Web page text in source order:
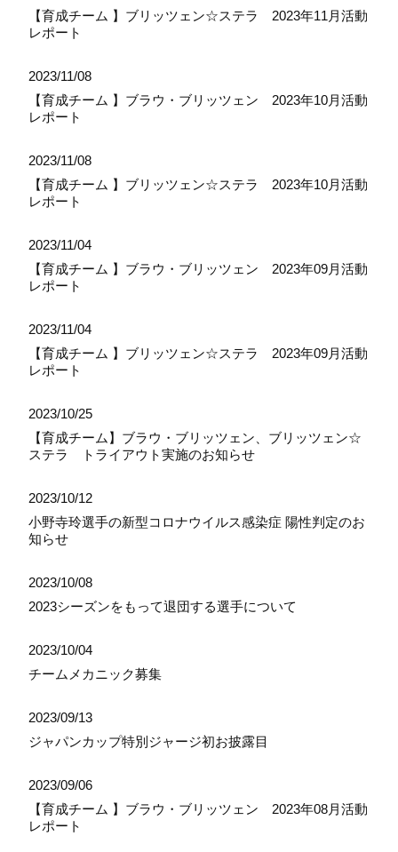
【育成チーム 】ブリッツェン☆ステラ 2023年11月活動
レポート
2023/11/08
【育成チーム 】ブラウ・ブリッツェン 2023年10月活動
レポート
2023/11/08
【育成チーム 】ブリッツェン☆ステラ 2023年10月活動
レポート
2023/11/04
【育成チーム 】ブラウ・ブリッツェン 2023年09月活動
レポート
2023/11/04
【育成チーム 】ブリッツェン☆ステラ 2023年09月活動
レポート
2023/10/25
【育成チーム】ブラウ・ブリッツェン、ブリッツェン☆
ステラ トライアウト実施のお知らせ
2023/10/12
小野寺玲選手の新型コロナウイルス感染症 陽性判定のお
知らせ
2023/10/08
2023シーズンをもって退団する選手について
2023/10/04
チームメカニック募集
2023/09/13
ジャパンカップ特別ジャージ初お披露目
2023/09/06
【育成チーム 】ブラウ・ブリッツェン 2023年08月活動
レポート